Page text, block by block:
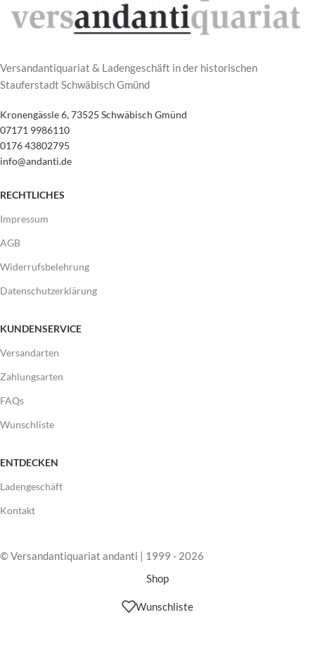
Versandantiquariat & Ladengeschäft in der historischen
Stauferstadt Schwäbisch Gmünd
Kronengässle 6, 73525 Schwäbisch Gmünd
07171 9986110
0176 43802795
info@andanti.de
RECHTLICHES
Impressum
AGB
Widerrufsbelehrung
Datenschutzerklärung
KUNDENSERVICE
Versandarten
Zahlungsarten
FAQs
Wunschliste
ENTDECKEN
Ladengeschäft
Kontakt
© Versandantiquariat andanti | 1999 - 2026
Shop
Wunschliste